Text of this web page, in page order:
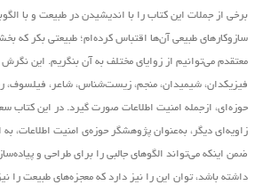
برخی از جملات این کتاب را با اندیشیدن در طبیعت و با
سازوکارهای طبیعی آن‌ها اقتباس کرده‌ام؛ طبیعتی بکر که
معتقدم می‌توانیم از زوایای مختلف به آن بنگریم. این نگرش
فیزیکدان، شیمیدان، منجم، زیست‌شناس، شاعر،
حوزه‌ای، ازجمله امنیت اطلاعات صورت گیرد. در این کتاب
زاویه‌ای دیگر، به‌عنوان پژوهشگر حوزه‌ی امنیت اطلاعات،
ضمن اینکه می‌تواند الگوهای جالبی را برای طراحی و
داشته باشد، توان این را نیز دارد که معجزه‌های طبیعت را